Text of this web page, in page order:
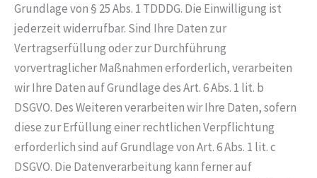
Grundlage von § 25 Abs. 1 TDDDG. Die Einwilligung ist
jederzeit widerrufbar. Sind Ihre Daten zur
Vertragserfüllung oder zur Durchführung
vorvertraglicher Maßnahmen erforderlich, verarbeiten
wir Ihre Daten auf Grundlage des Art. 6 Abs. 1 lit. b
DSGVO. Des Weiteren verarbeiten wir Ihre Daten, sofern
diese zur Erfüllung einer rechtlichen Verpflichtung
erforderlich sind auf Grundlage von Art. 6 Abs. 1 lit. c
DSGVO. Die Datenverarbeitung kann ferner auf